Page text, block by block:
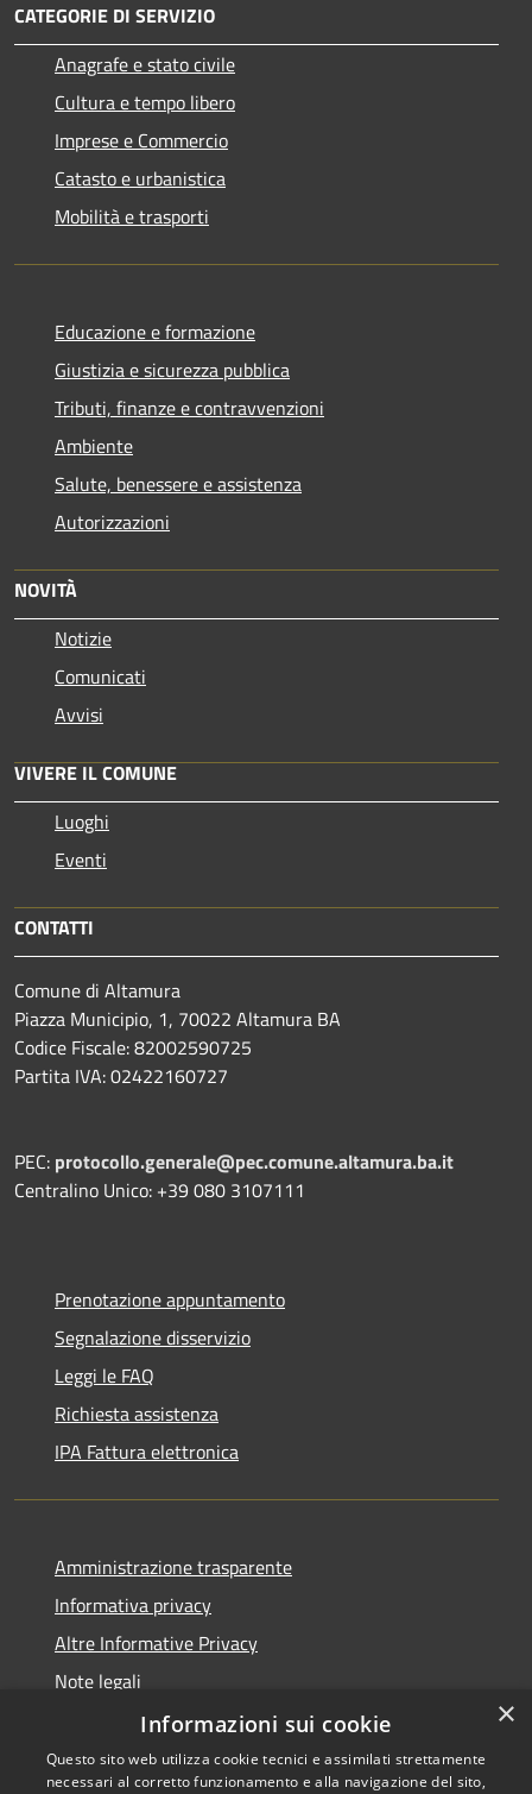
CATEGORIE DI SERVIZIO
Anagrafe e stato civile
Cultura e tempo libero
Imprese e Commercio
Catasto e urbanistica
Mobilità e trasporti
Educazione e formazione
Giustizia e sicurezza pubblica
Tributi, finanze e contravvenzioni
Ambiente
Salute, benessere e assistenza
Autorizzazioni
NOVITÀ
Notizie
Comunicati
Avvisi
VIVERE IL COMUNE
Luoghi
Eventi
CONTATTI
Comune di Altamura
Piazza Municipio, 1, 70022 Altamura BA
Codice Fiscale: 82002590725
Partita IVA: 02422160727
PEC: protocollo.generale@pec.comune.altamura.ba.it
Centralino Unico: +39 080 3107111
Prenotazione appuntamento
Segnalazione disservizio
Leggi le FAQ
Richiesta assistenza
IPA Fattura elettronica
Amministrazione trasparente
Informativa privacy
Altre Informative Privacy
Note legali
Dichiarazione di accessibilità
×
Informazioni sui cookie
Questo sito web utilizza cookie tecnici e assimilati strettamente
necessari al corretto funzionamento e alla navigazione del sito,